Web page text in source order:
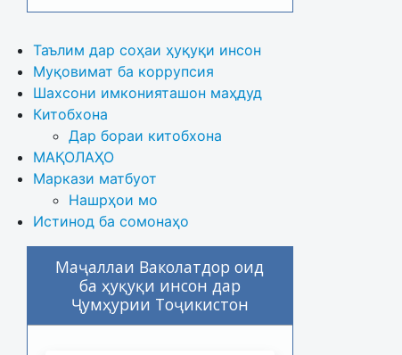
Таълим дар соҳаи ҳуқуқи инсон
Муқовимат ба коррупсия
Шахсони имконияташон маҳдуд
Китобхона
Дар бораи китобхона
МАҚОЛАҲО
Маркази матбуот
Нашрҳои мо
Истинод ба сомонаҳо
Маҷаллаи Ваколатдор оид
ба ҳуқуқи инсон дар
Ҷумҳурии Тоҷикистон